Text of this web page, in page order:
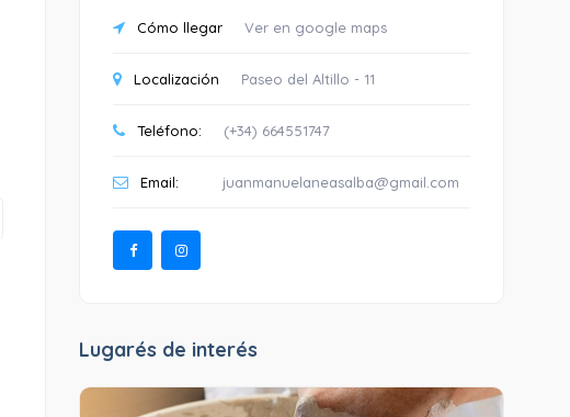
Cómo llegar Ver en google maps
Localización Paseo del Altillo - 11
Teléfono: (+34) 664551747
Email: juanmanuelaneasalba@gmail.com
Lugarés de interés